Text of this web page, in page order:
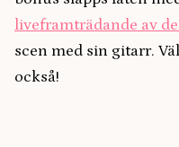
liveframträdande av
scen med sin gitarr.
också!